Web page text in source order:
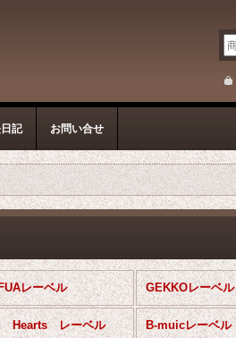
記 お問い合せ
レーベル GEKKOレーベル
Hearts レーベル B-muicレーベル